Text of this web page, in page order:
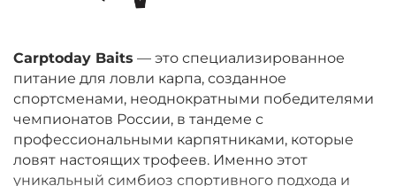
Carptoday Baits — это специализированное
питание для ловли карпа, созданное
спортсменами, неоднократными победителями
чемпионатов России, в тандеме с
профессиональными карпятниками, которые
ловят настоящих трофеев. Именно этот
уникальный симбиоз спортивного подхода и